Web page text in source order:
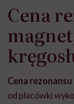
Cena
Cena
od placówki